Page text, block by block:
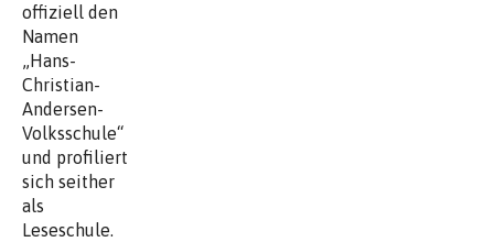
offiziell den
Namen
„Hans-
Christian-
Andersen-
Volksschule“
und profiliert
sich seither
als
Leseschule.